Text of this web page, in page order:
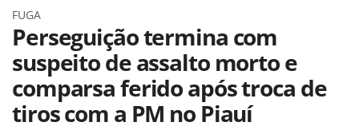
FUGA
Perseguição termina com
suspeito de assalto morto e
comparsa ferido após troca de
tiros com a PM no Piauí